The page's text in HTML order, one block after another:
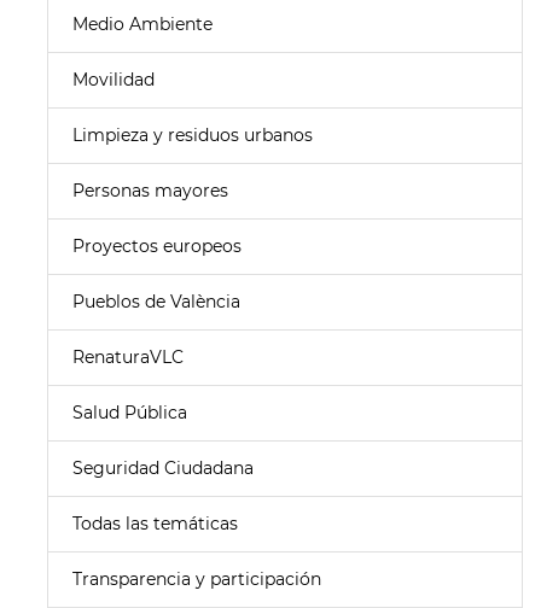
Medio Ambiente
Movilidad
Limpieza y residuos urbanos
Personas mayores
Proyectos europeos
Pueblos de València
RenaturaVLC
Salud Pública
Seguridad Ciudadana
Todas las temáticas
Transparencia y participación